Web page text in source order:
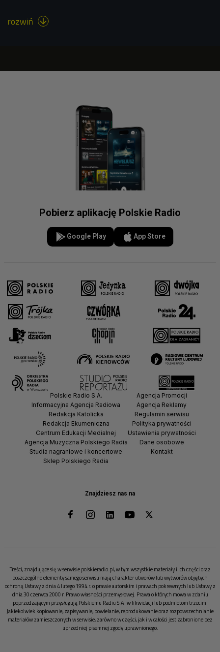
rozwiń 
Pobierz aplikację Polskie Radio
Google Play App Store
Znajdziesz nas na
Polskie Radio S.A.
Informacyjna Agencja Radiowa
Redakcja Katolicka
Redakcja Ekumeniczna
Centrum Edukacji Medialnej
Agencja Muzyczna Polskiego Radia
Studia nagraniowe i koncertowe
Sklep Polskiego Radia
Agencja Promocji
Agencja Reklamy
Regulamin serwisu
Polityka prywatności
Ustawienia prywatności
Dane osobowe
Kontakt
Treści, znajdujące się w serwisie polskieradio.pl, w tym wszystkie materiały i ich części oraz
poszczególne elementy samego serwisu mają charakter utworów lub wytworów objętych
ochroną Ustawy z dnia 4 lutego 1994 r. o prawie autorskim i prawach pokrewnych lub Ustawy z
dnia 30 czerwca 2000 r. Prawo własności przemysłowej. Prawa o których mowa w zdaniu
poprzedzającym przysługują Polskiemu Radiu S.A. w likwidacji lub podmiotom trzecim.
Jakiekolwiek kopiowanie, zapisywanie, powielanie, reprodukowanie oraz rozpowszechnianie
materiałów zamieszczonych w serwisie, zarówno w części, jak i w całości jest zabronione bez
uprzedniej pisemnej zgody uprawnionego.